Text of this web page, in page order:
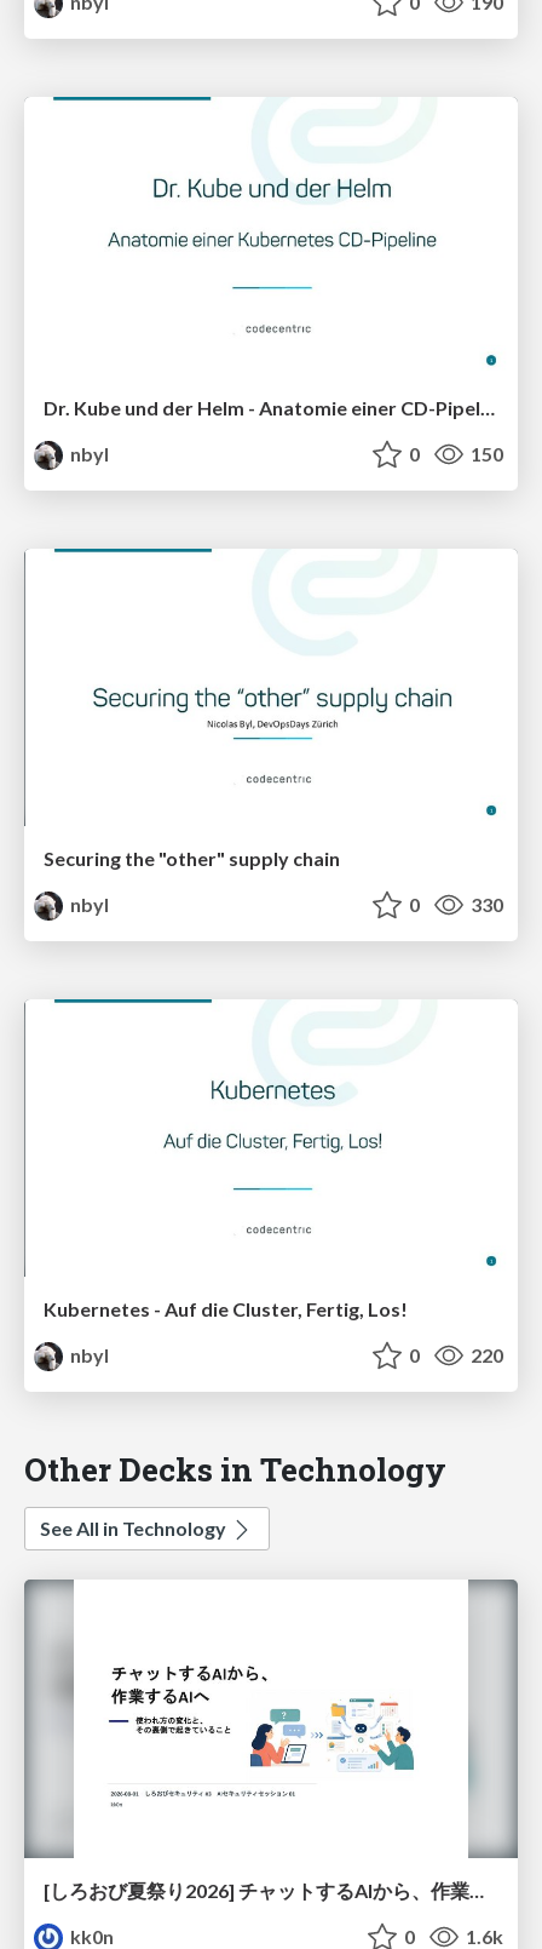
nbyl
0 150
Securing the "other" supply chain
nbyl
0 330
Kubernetes - Auf die Cluster, Fertig, Los!
nbyl
0 220
Other Decks in Technology
See All in Technology
kk0n
0 1.6k